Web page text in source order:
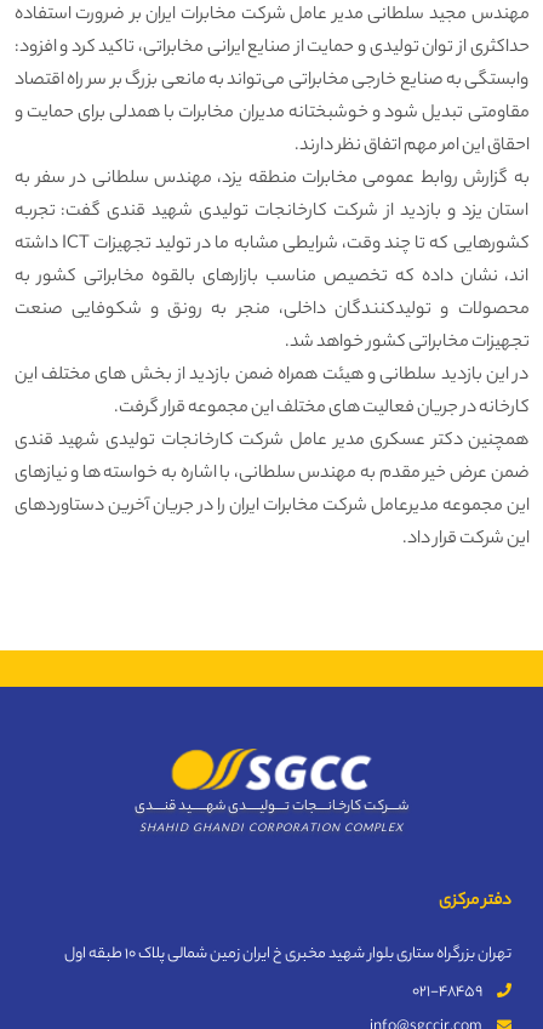
مهندس مجید سلطانی مدیر عامل شرکت مخابرات ایران بر ضرورت استفاده
حداکثری از توان تولیدی و حمایت از صنایع ایرانی مخابراتی، تاکید کرد و افزود:
وابستگی به صنایع خارجی مخابراتی می‌تواند به مانعی بزرگ بر سر راه اقتصاد
مقاومتی تبدیل شود و خوشبختانه مدیران مخابرات با همدلی برای حمایت و
احقاق این امر مهم اتفاق نظر دارند.
به گزارش روابط عمومی مخابرات منطقه یزد، مهندس سلطانی در سفر به
استان یزد و بازدید از شرکت کارخانجات تولیدی شهید قندی گفت: تجربه
کشورهایی که تا چند وقت، شرایطی مشابه ما در تولید تجهیزات ICT داشته
اند، نشان داده که تخصیص مناسب بازارهای بالقوه مخابراتی کشور به
محصولات و تولیدکنندگان داخلی، منجر به رونق و شکوفایی صنعت
تجهیزات مخابراتی کشور خواهد شد.
در این بازدید سلطانی و هیئت همراه ضمن بازدید از بخش های مختلف این
کارخانه در جریان فعالیت های مختلف این مجموعه قرار گرفت.
همچنین دکتر عسکری مدیر عامل شرکت کارخانجات تولیدی شهید قندی
ضمن عرض خیر مقدم به مهندس سلطانی، با اشاره به خواسته ها و نیازهای
این مجموعه مدیرعامل شرکت مخابرات ایران را در جریان آخرین دستاوردهای
این شرکت قرار داد.
شــــرکت کارخـانــــجات تــــولیـــــدی شهــــــید قنــــدی
SHAHID GHANDI CORPORATION COMPLEX
دفتر مرکزی
تهران بزرگراه ستاری بلوار شهید مخبری خ ایران زمین شمالی پلاک 10 طبقه اول